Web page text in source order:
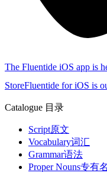
The Fluentide iOS app is
StoreFluentide for iOS is
Catalogue 目录
Script原文
Vocabulary词汇
Grammar语法
Proper Nouns专有